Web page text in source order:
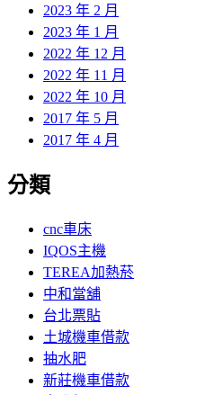
2023 年 2 月
2023 年 1 月
2022 年 12 月
2022 年 11 月
2022 年 10 月
2017 年 5 月
2017 年 4 月
分類
cnc車床
IQOS主機
TEREA加熱菸
中和當舖
台北票貼
土城機車借款
抽水肥
新莊機車借款